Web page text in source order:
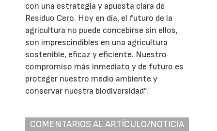
con una estrategia y apuesta clara de
Residuo Cero. Hoy en día, el futuro de la
agricultura no puede concebirse sin ellos,
son imprescindibles en una agricultura
sostenible, eficaz y eficiente. Nuestro
compromiso más inmediato y de futuro es
proteger nuestro medio ambiente y
conservar nuestra biodiversidad”.
COMENTARIOS AL ARTÍCULO/NOTICIA